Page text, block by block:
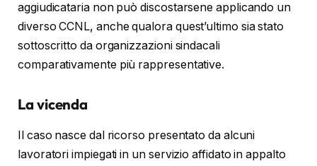
aggiudicataria non può discostarsene applicando un
diverso CCNL, anche qualora quest’ultimo sia stato
sottoscritto da organizzazioni sindacali
comparativamente più rappresentative.
La vicenda
Il caso nasce dal ricorso presentato da alcuni
lavoratori impiegati in un servizio affidato in appalto